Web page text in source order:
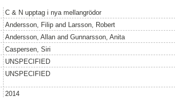
C & N upptag i nya mellangrödor
Andersson, Filipand Larsson, Robert
Andersson, Allanand Gunnarsson, Anita
Caspersen, Siri
UNSPECIFIED
UNSPECIFIED
2014